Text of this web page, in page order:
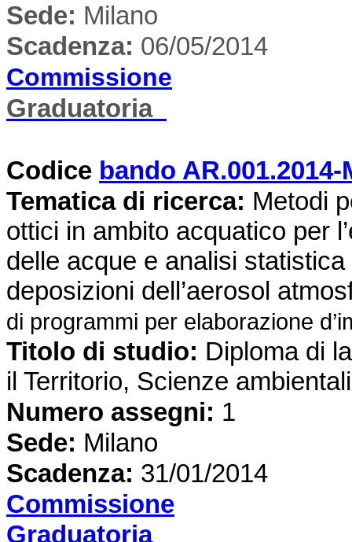
Sede: Milano
Scadenza: 06/05/2014
Commissione
Graduatoria
Codice bando
Tematica di ricerca: Metodi
ottici in ambito acquatico per
delle acque e analisi
deposizioni dell’aerosol
di programmi per elaborazione
Titolo di studio: Diploma di
il Territorio, Scienze
Numero assegni: 1
Sede: Milano
Scadenza: 31/01/2014
Commissione
Graduatoria